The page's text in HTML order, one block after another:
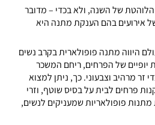
של השנה, ולא בכדי – מדובר
של אירועים בהם הענקת מתנה היא
היווה מתנה פופולארית בקרב נשים
יופיים של הפרחים, ריחם המשכר
זר מרהיב וצבעוני. כך, ניתן למצוא
פרחים לבית על בסיס שוטף, וזרי
פופולאריות שמעניקים לנשים,